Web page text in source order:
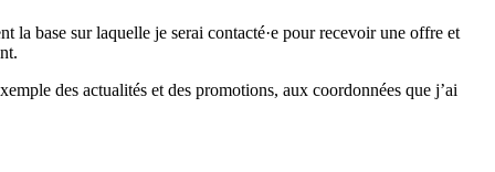
base sur laquelle je serai contacté·e pour recevoir une offre et
des actualités et des promotions, aux coordonnées que j’ai